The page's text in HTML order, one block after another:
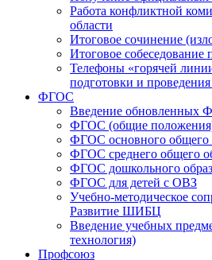
Работа конфликтной
области
Итоговое сочинение
Итоговое собеседование
Телефоны «горячей
подготовки и
ФГОС
Введение
ФГОС (общие
ФГОС основного общего
ФГОС среднего общего
ФГОС дошкольного
ФГОС для детей с ОВЗ
Учебно-методическое
Развитие ШИБЦ
Введение учебных
технология)
Профсоюз